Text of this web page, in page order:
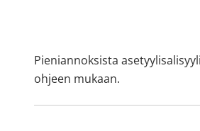
Pieniannoksista
ohjeen mukaan.